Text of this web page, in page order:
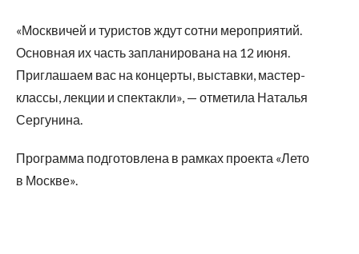
«Москвичей и туристов ждут сотни мероприятий.
Основная их часть запланирована на 12 июня.
Приглашаем вас на концерты, выставки, мастер-
классы, лекции и спектакли», — отметила Наталья
Сергунина.
Программа подготовлена в рамках проекта «Лето
в Москве».